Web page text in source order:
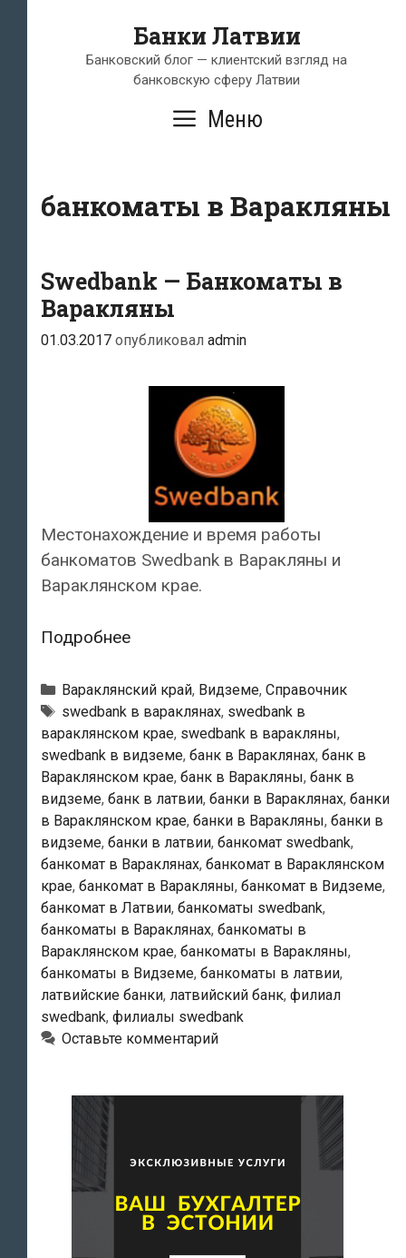
содержимому
Банки Латвии
Банковский блог — клиентский взгляд на
банковскую сферу Латвии
Меню
банкоматы в Варакляны
Swedbank — Банкоматы в
Варакляны
01.03.2017 опубликовал admin
Местонахождение и время работы
банкоматов Swedbank в Варакляны и
Вараклянском крае.
ПодробнееSwedbank
Банкоматы
в
Варакляны
Рубрики
Вараклянский край, Видземе, Справочник
Тэги
swedbank в вараклянах, swedbank в
вараклянском крае, swedbank в варакляны,
swedbank в видземе, банк в Вараклянах, банк в
Вараклянском крае, банк в Варакляны, банк в
видземе, банк в латвии, банки в Вараклянах, банки
в Вараклянском крае, банки в Варакляны, банки в
видземе, банки в латвии, банкомат swedbank,
банкомат в Вараклянах, банкомат в Вараклянском
крае, банкомат в Варакляны, банкомат в Видземе,
банкомат в Латвии, банкоматы swedbank,
банкоматы в Вараклянах, банкоматы в
Вараклянском крае, банкоматы в Варакляны,
банкоматы в Видземе, банкоматы в латвии,
латвийские банки, латвийский банк, филиал
swedbank, филиалы swedbank
Оставьте комментарий